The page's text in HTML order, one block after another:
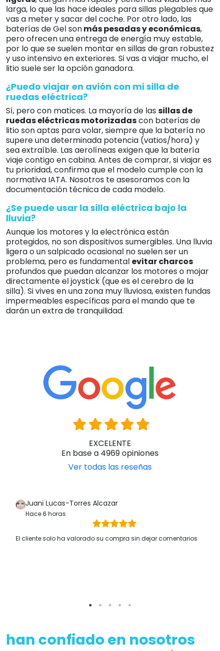
larga, lo que las hace ideales para sillas plegables que
vas a meter y sacar del coche. Por otro lado, las
baterías de Gel sonmás pesadas y económicas,
pero ofrecen una entrega de energía muy estable,
por lo que se suelen montar en sillas de gran robustez
y uso intensivo en exteriores. Si vas a viajar mucho, el
litio suele ser la opción ganadora.
¿Puedo viajar en avión con mi silla de
ruedas eléctrica?
Sí, pero con matices. La mayoría de las sillas de
ruedas eléctricas motorizadascon baterías de
litio son aptas para volar, siempre que la batería no
supere una determinada potencia (vatios/hora) y
sea extraíble. Las aerolíneas exigen que la batería
viaje contigo en cabina. Antes de comprar, si viajar es
tu prioridad, confirma que el modelo cumple con la
normativa IATA. Nosotros te asesoramos con la
documentación técnica de cada modelo.
¿Se puede usar la silla eléctrica bajo la
lluvia?
Aunque los motores y la electrónica están
protegidos, no son dispositivos sumergibles. Una lluvia
ligera o un salpicado ocasional no suelen ser un
problema, pero es fundamental evitar charcos
profundos que puedan alcanzar los motores o mojar
directamente el joystick (que es el cerebro de la
silla). Si vives en una zona muy lluviosa, existen fundas
impermeables específicas para el mando que te
darán un extra de tranquilidad.
EXCELENTE
En base a 4969 opiniones
Ver todas las reseñas
Juani Lucas-Torres Alcazar
Hace 6 horas
El cliente solo ha valorado su compra sin dejar comentarios
han confiado en nosotros